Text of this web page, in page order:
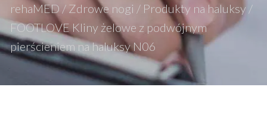
rehaMED / Zdrowe nogi / Produkty na haluksy /
FOOTLOVE Kliny żelowe z podwójnym
pierścieniem na haluksy N06